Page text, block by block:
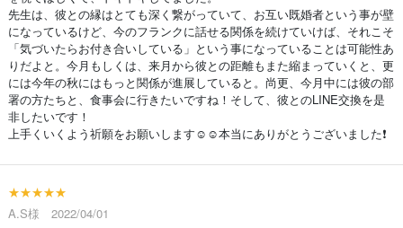
先生は、彼との縁はとても深く繋がっていて、お互い既婚者という事が壁
になっているけど、今のフランクに話せる関係を続けていけば、それこそ
「気づいたらお付き合いしている」という事になっていることは可能性あ
りだよと。今月もしくは、来月から彼との距離もまた縮まっていくと、更
には今年の秋にはもっと関係が進展していると。尚更、今月中には彼の部
署の方たちと、食事会に行きたいですね！そして、彼とのLINE交換を是
非したいです！
上手くいくよう祈願をお願いします☺️☺️本当にありがとうございました❗
★★★★★
A.S様 2022/04/01